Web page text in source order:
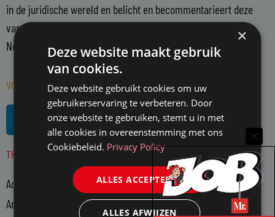
in de juridische wereld en belicht en becommentarieert deze
vanuit een onafhankelijke positie. Mr. richt zich op alle in
Nederland actieve juristen en WO-rechtenstudenten.
VOLG MR. OP SOCIAL MEDIA
R
s
s
THEMA'S
Advocatuur
Arbeidsmarkt
×
Deze website maakt gebruik
van cookies.
Deze website gebruikt cookies om uw
gebruikerservaring te verbeteren. Door
onze website te gebruiken, stemt u in met
alle cookies in overeenstemming met ons
Cookiebeleid. Privacy Policy
ALLES ACCEPTEREN
ALLES AFWIJZEN